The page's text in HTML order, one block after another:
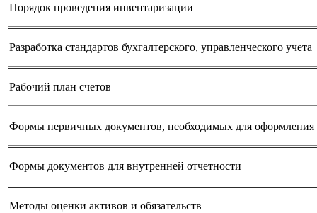
Порядок проведения инвентаризации
Разработка стандартов бухгалтерского, управленческого учета
Рабочий план счетов
Формы первичных документов, необходимых для оформления
Формы документов для внутренней отчетности
Методы оценки активов и обязательств